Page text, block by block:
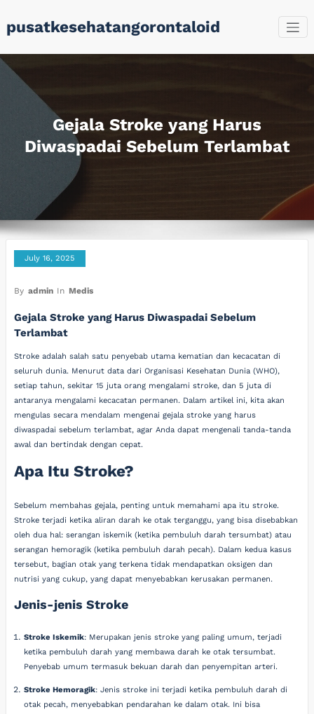
to
content
pusatkesehatangorontaloid
Gejala Stroke yang Harus
Diwaspadai Sebelum Terlambat
July 16, 2025
By admin In Medis
Gejala Stroke yang Harus Diwaspadai Sebelum
Terlambat
Stroke adalah salah satu penyebab utama kematian dan kecacatan di
seluruh dunia. Menurut data dari Organisasi Kesehatan Dunia (WHO),
setiap tahun, sekitar 15 juta orang mengalami stroke, dan 5 juta di
antaranya mengalami kecacatan permanen. Dalam artikel ini, kita akan
mengulas secara mendalam mengenai gejala stroke yang harus
diwaspadai sebelum terlambat, agar Anda dapat mengenali tanda-tanda
awal dan bertindak dengan cepat.
Apa Itu Stroke?
Sebelum membahas gejala, penting untuk memahami apa itu stroke.
Stroke terjadi ketika aliran darah ke otak terganggu, yang bisa disebabkan
oleh dua hal: serangan iskemik (ketika pembuluh darah tersumbat) atau
serangan hemoragik (ketika pembuluh darah pecah). Dalam kedua kasus
tersebut, bagian otak yang terkena tidak mendapatkan oksigen dan
nutrisi yang cukup, yang dapat menyebabkan kerusakan permanen.
Jenis-jenis Stroke
Stroke Iskemik: Merupakan jenis stroke yang paling umum, terjadi
ketika pembuluh darah yang membawa darah ke otak tersumbat.
Penyebab umum termasuk bekuan darah dan penyempitan arteri.
Stroke Hemoragik: Jenis stroke ini terjadi ketika pembuluh darah di
otak pecah, menyebabkan pendarahan ke dalam otak. Ini bisa